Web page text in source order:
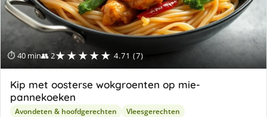
⏱ 40 min👥 2★★★★★ 4.71 (7)
Kip met oosterse wokgroenten op mie-
pannekoeken
Avondeten & hoofdgerechten Vleesgerechten